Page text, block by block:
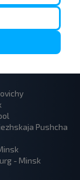
Pushcha
- Minsk